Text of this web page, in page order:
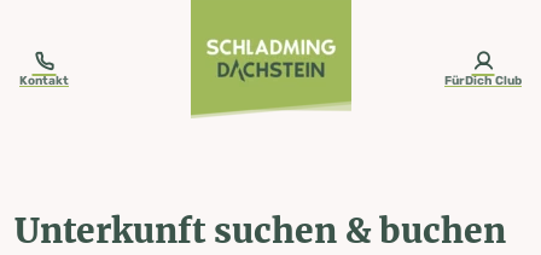
Kontakt FürDich Club
Unterkunft suchen & buchen